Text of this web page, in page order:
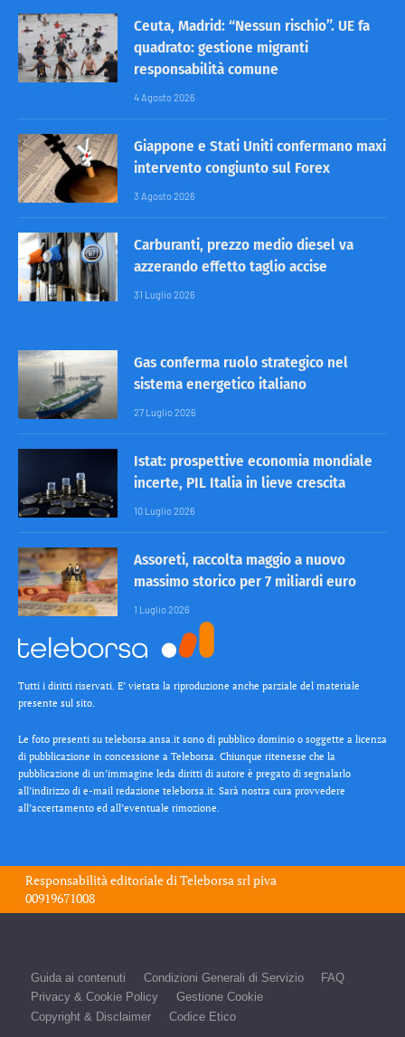
Ceuta, Madrid: “Nessun rischio”. UE fa
quadrato: gestione migranti
responsabilità comune
4 Agosto 2026
Giappone e Stati Uniti confermano maxi
intervento congiunto sul Forex
3 Agosto 2026
Carburanti, prezzo medio diesel va
azzerando effetto taglio accise
31 Luglio 2026
Gas conferma ruolo strategico nel
sistema energetico italiano
27 Luglio 2026
Istat: prospettive economia mondiale
incerte, PIL Italia in lieve crescita
10 Luglio 2026
Assoreti, raccolta maggio a nuovo
massimo storico per 7 miliardi euro
1 Luglio 2026
Tutti i diritti riservati. E’ vietata la riproduzione anche parziale del materiale
presente sul sito.
Le foto presenti su teleborsa.ansa.it sono di pubblico dominio o soggette a licenza
di pubblicazione in concessione a Teleborsa. Chiunque ritenesse che la
pubblicazione di un’immagine leda diritti di autore è pregato di segnalarlo
all’indirizzo di e-mail redazione teleborsa.it. Sarà nostra cura provvedere
all’accertamento ed all’eventuale rimozione.
Responsabilità editoriale diTeleborsa srlpiva
00919671008
Guida ai contenuti Condizioni Generali di Servizio
FAQ
Privacy & Cookie Policy
Gestione Cookie
Copyright & Disclaimer
Codice Etico